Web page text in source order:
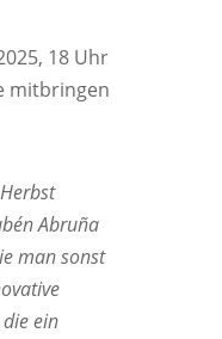
18 Uhr
mitbringen
Abruña
man sonst
ein